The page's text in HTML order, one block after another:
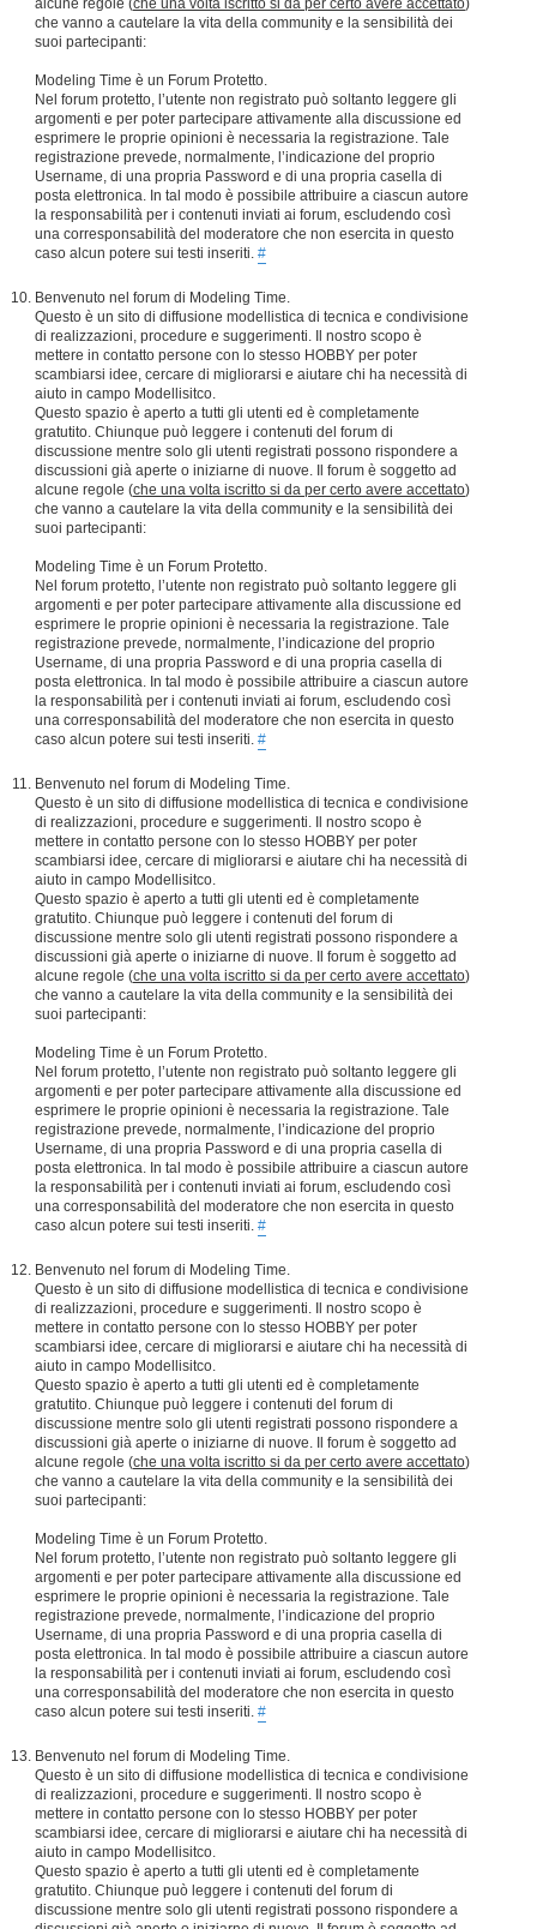
alcune regole (che una volta iscritto si da per certo avere accettato)
che vanno a cautelare la vita della community e la sensibilità dei
suoi partecipanti:
Modeling Time è un Forum Protetto.
Nel forum protetto, l’utente non registrato può soltanto leggere gli
argomenti e per poter partecipare attivamente alla discussione ed
esprimere le proprie opinioni è necessaria la registrazione. Tale
registrazione prevede, normalmente, l’indicazione del proprio
Username, di una propria Password e di una propria casella di
posta elettronica. In tal modo è possibile attribuire a ciascun autore
la responsabilità per i contenuti inviati ai forum, escludendo così
una corresponsabilità del moderatore che non esercita in questo
caso alcun potere sui testi inseriti. #
Benvenuto nel forum di Modeling Time.
Questo è un sito di diffusione modellistica di tecnica e condivisione
di realizzazioni, procedure e suggerimenti. Il nostro scopo è
mettere in contatto persone con lo stesso HOBBY per poter
scambiarsi idee, cercare di migliorarsi e aiutare chi ha necessità di
aiuto in campo Modellisitco.
Questo spazio è aperto a tutti gli utenti ed è completamente
gratutito. Chiunque può leggere i contenuti del forum di
discussione mentre solo gli utenti registrati possono rispondere a
discussioni già aperte o iniziarne di nuove. Il forum è soggetto ad
alcune regole (che una volta iscritto si da per certo avere accettato)
che vanno a cautelare la vita della community e la sensibilità dei
suoi partecipanti:
Modeling Time è un Forum Protetto.
Nel forum protetto, l’utente non registrato può soltanto leggere gli
argomenti e per poter partecipare attivamente alla discussione ed
esprimere le proprie opinioni è necessaria la registrazione. Tale
registrazione prevede, normalmente, l’indicazione del proprio
Username, di una propria Password e di una propria casella di
posta elettronica. In tal modo è possibile attribuire a ciascun autore
la responsabilità per i contenuti inviati ai forum, escludendo così
una corresponsabilità del moderatore che non esercita in questo
caso alcun potere sui testi inseriti. #
Benvenuto nel forum di Modeling Time.
Questo è un sito di diffusione modellistica di tecnica e condivisione
di realizzazioni, procedure e suggerimenti. Il nostro scopo è
mettere in contatto persone con lo stesso HOBBY per poter
scambiarsi idee, cercare di migliorarsi e aiutare chi ha necessità di
aiuto in campo Modellisitco.
Questo spazio è aperto a tutti gli utenti ed è completamente
gratutito. Chiunque può leggere i contenuti del forum di
discussione mentre solo gli utenti registrati possono rispondere a
discussioni già aperte o iniziarne di nuove. Il forum è soggetto ad
alcune regole (che una volta iscritto si da per certo avere accettato)
che vanno a cautelare la vita della community e la sensibilità dei
suoi partecipanti:
Modeling Time è un Forum Protetto.
Nel forum protetto, l’utente non registrato può soltanto leggere gli
argomenti e per poter partecipare attivamente alla discussione ed
esprimere le proprie opinioni è necessaria la registrazione. Tale
registrazione prevede, normalmente, l’indicazione del proprio
Username, di una propria Password e di una propria casella di
posta elettronica. In tal modo è possibile attribuire a ciascun autore
la responsabilità per i contenuti inviati ai forum, escludendo così
una corresponsabilità del moderatore che non esercita in questo
caso alcun potere sui testi inseriti. #
Benvenuto nel forum di Modeling Time.
Questo è un sito di diffusione modellistica di tecnica e condivisione
di realizzazioni, procedure e suggerimenti. Il nostro scopo è
mettere in contatto persone con lo stesso HOBBY per poter
scambiarsi idee, cercare di migliorarsi e aiutare chi ha necessità di
aiuto in campo Modellisitco.
Questo spazio è aperto a tutti gli utenti ed è completamente
gratutito. Chiunque può leggere i contenuti del forum di
discussione mentre solo gli utenti registrati possono rispondere a
discussioni già aperte o iniziarne di nuove. Il forum è soggetto ad
alcune regole (che una volta iscritto si da per certo avere accettato)
che vanno a cautelare la vita della community e la sensibilità dei
suoi partecipanti:
Modeling Time è un Forum Protetto.
Nel forum protetto, l’utente non registrato può soltanto leggere gli
argomenti e per poter partecipare attivamente alla discussione ed
esprimere le proprie opinioni è necessaria la registrazione. Tale
registrazione prevede, normalmente, l’indicazione del proprio
Username, di una propria Password e di una propria casella di
posta elettronica. In tal modo è possibile attribuire a ciascun autore
la responsabilità per i contenuti inviati ai forum, escludendo così
una corresponsabilità del moderatore che non esercita in questo
caso alcun potere sui testi inseriti. #
Benvenuto nel forum di Modeling Time.
Questo è un sito di diffusione modellistica di tecnica e condivisione
di realizzazioni, procedure e suggerimenti. Il nostro scopo è
mettere in contatto persone con lo stesso HOBBY per poter
scambiarsi idee, cercare di migliorarsi e aiutare chi ha necessità di
aiuto in campo Modellisitco.
Questo spazio è aperto a tutti gli utenti ed è completamente
gratutito. Chiunque può leggere i contenuti del forum di
discussione mentre solo gli utenti registrati possono rispondere a